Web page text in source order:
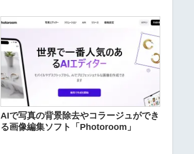
AIで写真の背景除去やコラージュができ
る画像編集ソフト「Photoroom」